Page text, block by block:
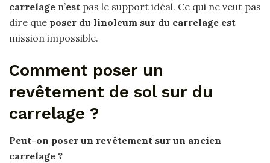
carrelage n’est pas le support idéal. Ce qui ne veut pas
dire que poser du linoleum sur du carrelage est
mission impossible.
Comment poser un
revêtement de sol sur du
carrelage ?
Peut-on poser un revêtement sur un ancien
carrelage ?